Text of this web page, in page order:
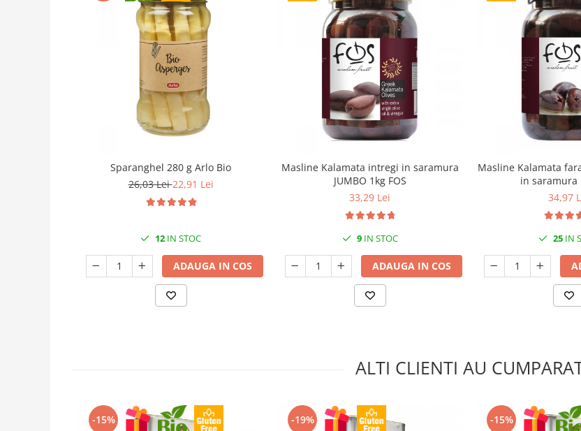
Sparanghel 280 g Arlo Bio
26,03 Lei22,91 Lei
12 IN STOC
ADAUGA IN COS
Masline Kalamata intregi in saramura
JUMBO 1kg FOS
33,29 Lei
9IN STOC
ADAUGA IN COS
Masline Kalamata
in saramura
34,97
25 IN
ALTI CLIENTI AU
-15% -19% -15%